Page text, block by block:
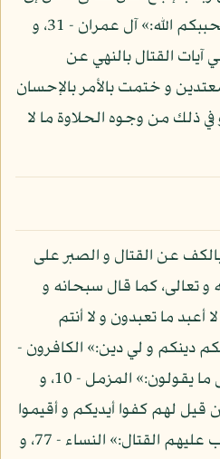
كنتم تحبون الله فاتبعوني يحببكم الله:» آل عمران - 31، و
آيات القتال بالنهي عن
و ختمت بالأمر بالإحسان
ذلك من وجوه الحلاوة ما لا
عن القتال و الصبر على
و تعالى، كما قال سبحانه و
أعبد ما تعبدون و لا أنتم
دينكم و لي دين:» الكافرون -
6، و قال تعالى: «و اصبر على ما يقولون:» المزمل - 10، و
قيل لهم كفوا أيديكم و أقيموا
الصلاة و آتوا الزكاة فلما كتب عليهم القتال:» النساء - 77، و